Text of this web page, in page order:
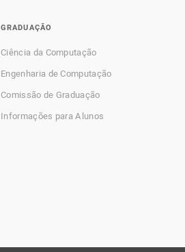
GRADUAÇÃO
Ciência da Computação
Engenharia de Computação
Comissão de Graduação
Informações para Alunos